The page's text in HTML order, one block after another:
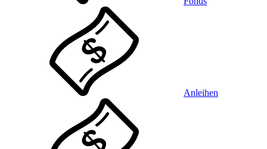
Anleihen